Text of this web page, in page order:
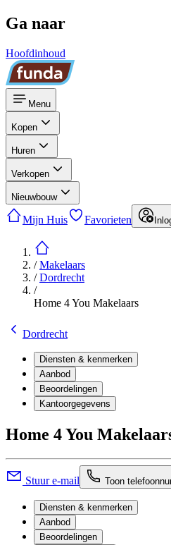
Ga naar
Hoofdinhoud
Menu
Kopen
Huren
Verkopen
Nieuwbouw
Mijn Huis Favorieten
/Makelaars
/Dordrecht
/
Home 4 You Makelaars
Dordrecht
Diensten & kenmerken
Aanbod
Beoordelingen
Kantoorgegevens
Home 4 You
Stuur e-mail Toon
Diensten & kenmerken
Aanbod
Beoordelingen